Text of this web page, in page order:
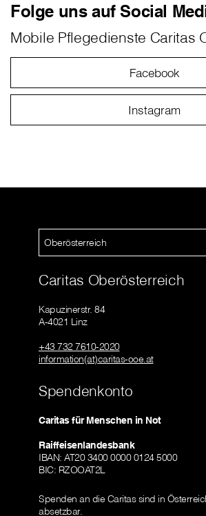
Folge uns auf Social
Mobile Pflegedienste Caritas
Facebook
Instagram
Oberösterreich
Caritas Oberösterreich
Kapuzinerstr. 84
A-4021 Linz
+43 732 7610-2020
information(at)caritas-ooe.at
Spendenkonto
Caritas für Menschen in Not
Raiffeisenlandesbank
IBAN: AT20 3400 0000 0124 5000
BIC: RZOOAT2L
Spenden an die Caritas sind in
absetzbar.